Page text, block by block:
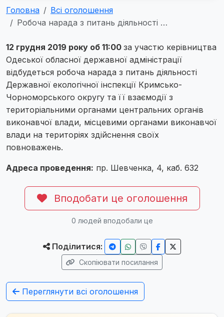
Головна
Всі оголошення
Робоча нарада з питань діяльності …
12 грудня 2019 року об 11:00 за участю керівництва
Одеської обласної державної адміністрації
відбудеться робоча нарада з питань діяльності
Державної екологічної інспекції Кримсько-
Чорноморського округу та її взаємодії з
територіальними органами центральних органів
виконавчої влади, місцевими органами виконавчої
влади на територіях здійснення своїх
повноважень.
Адреса проведення: пр. Шевченка, 4, каб. 632
Вподобати це оголошення
0 людей вподобали це
Поділитися:
Скопіювати посилання
Переглянути всі оголошення